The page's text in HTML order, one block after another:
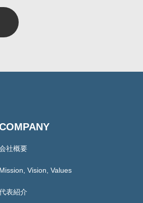
社概要
Mission, Vision, Values
表紹介